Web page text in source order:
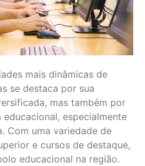
mais dinâmicas de
se destaca por sua
mas também por
especialmente
Com uma variedade de
e cursos de destaque,
educacional na região.